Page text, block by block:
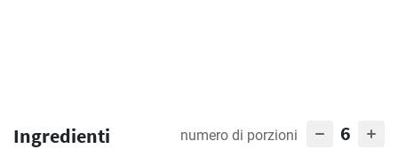
Ingredienti numero di porzioni 6